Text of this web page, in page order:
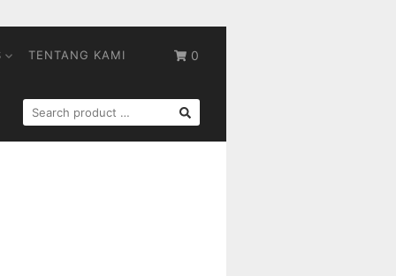
0
TENTANG KAMI
SEARCH
FOR: